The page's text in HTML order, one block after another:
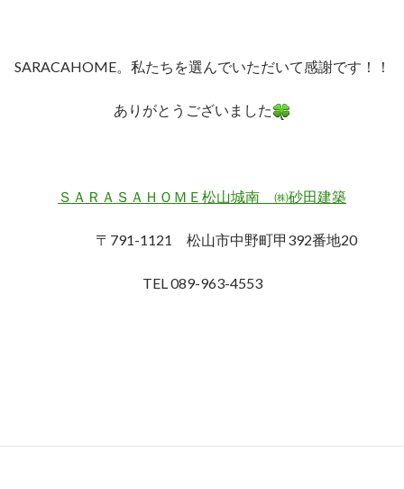
SARACAHOME。私たちを選んでいただいて感謝です！！
ありがとうございました
ＳＡＲＡＳＡＨＯＭＥ松山城南 ㈱砂田建築
〒791-1121 松山市中野町甲392番地20
TEL 089-963-4553